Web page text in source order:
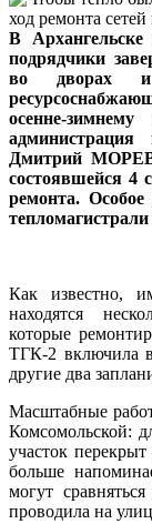
В
подрядчики
во дворах и
осенне-
Дмитрий МОРЕВ.
состоявшейся 4
ремонта.
Как известно,
находятся
которые
ТГК-2 включила
другие два
Масштабные
Комсомольской:
участок
больше
могут
проводила на